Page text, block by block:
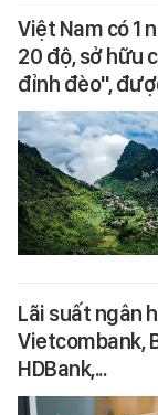
Việt Nam có 1
20 độ, sở hữu
đỉnh đèo",
Lãi suất ngân
Vietcombank,
HDBank,...